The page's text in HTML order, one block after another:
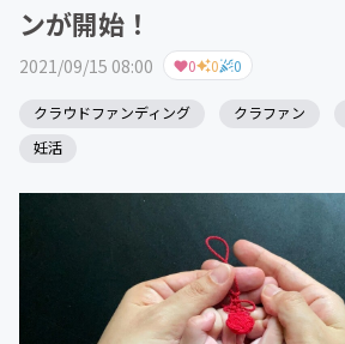
ンが開始！
2021/09/15 08:00 0 0 0
クラウドファンディング クラファン
妊活